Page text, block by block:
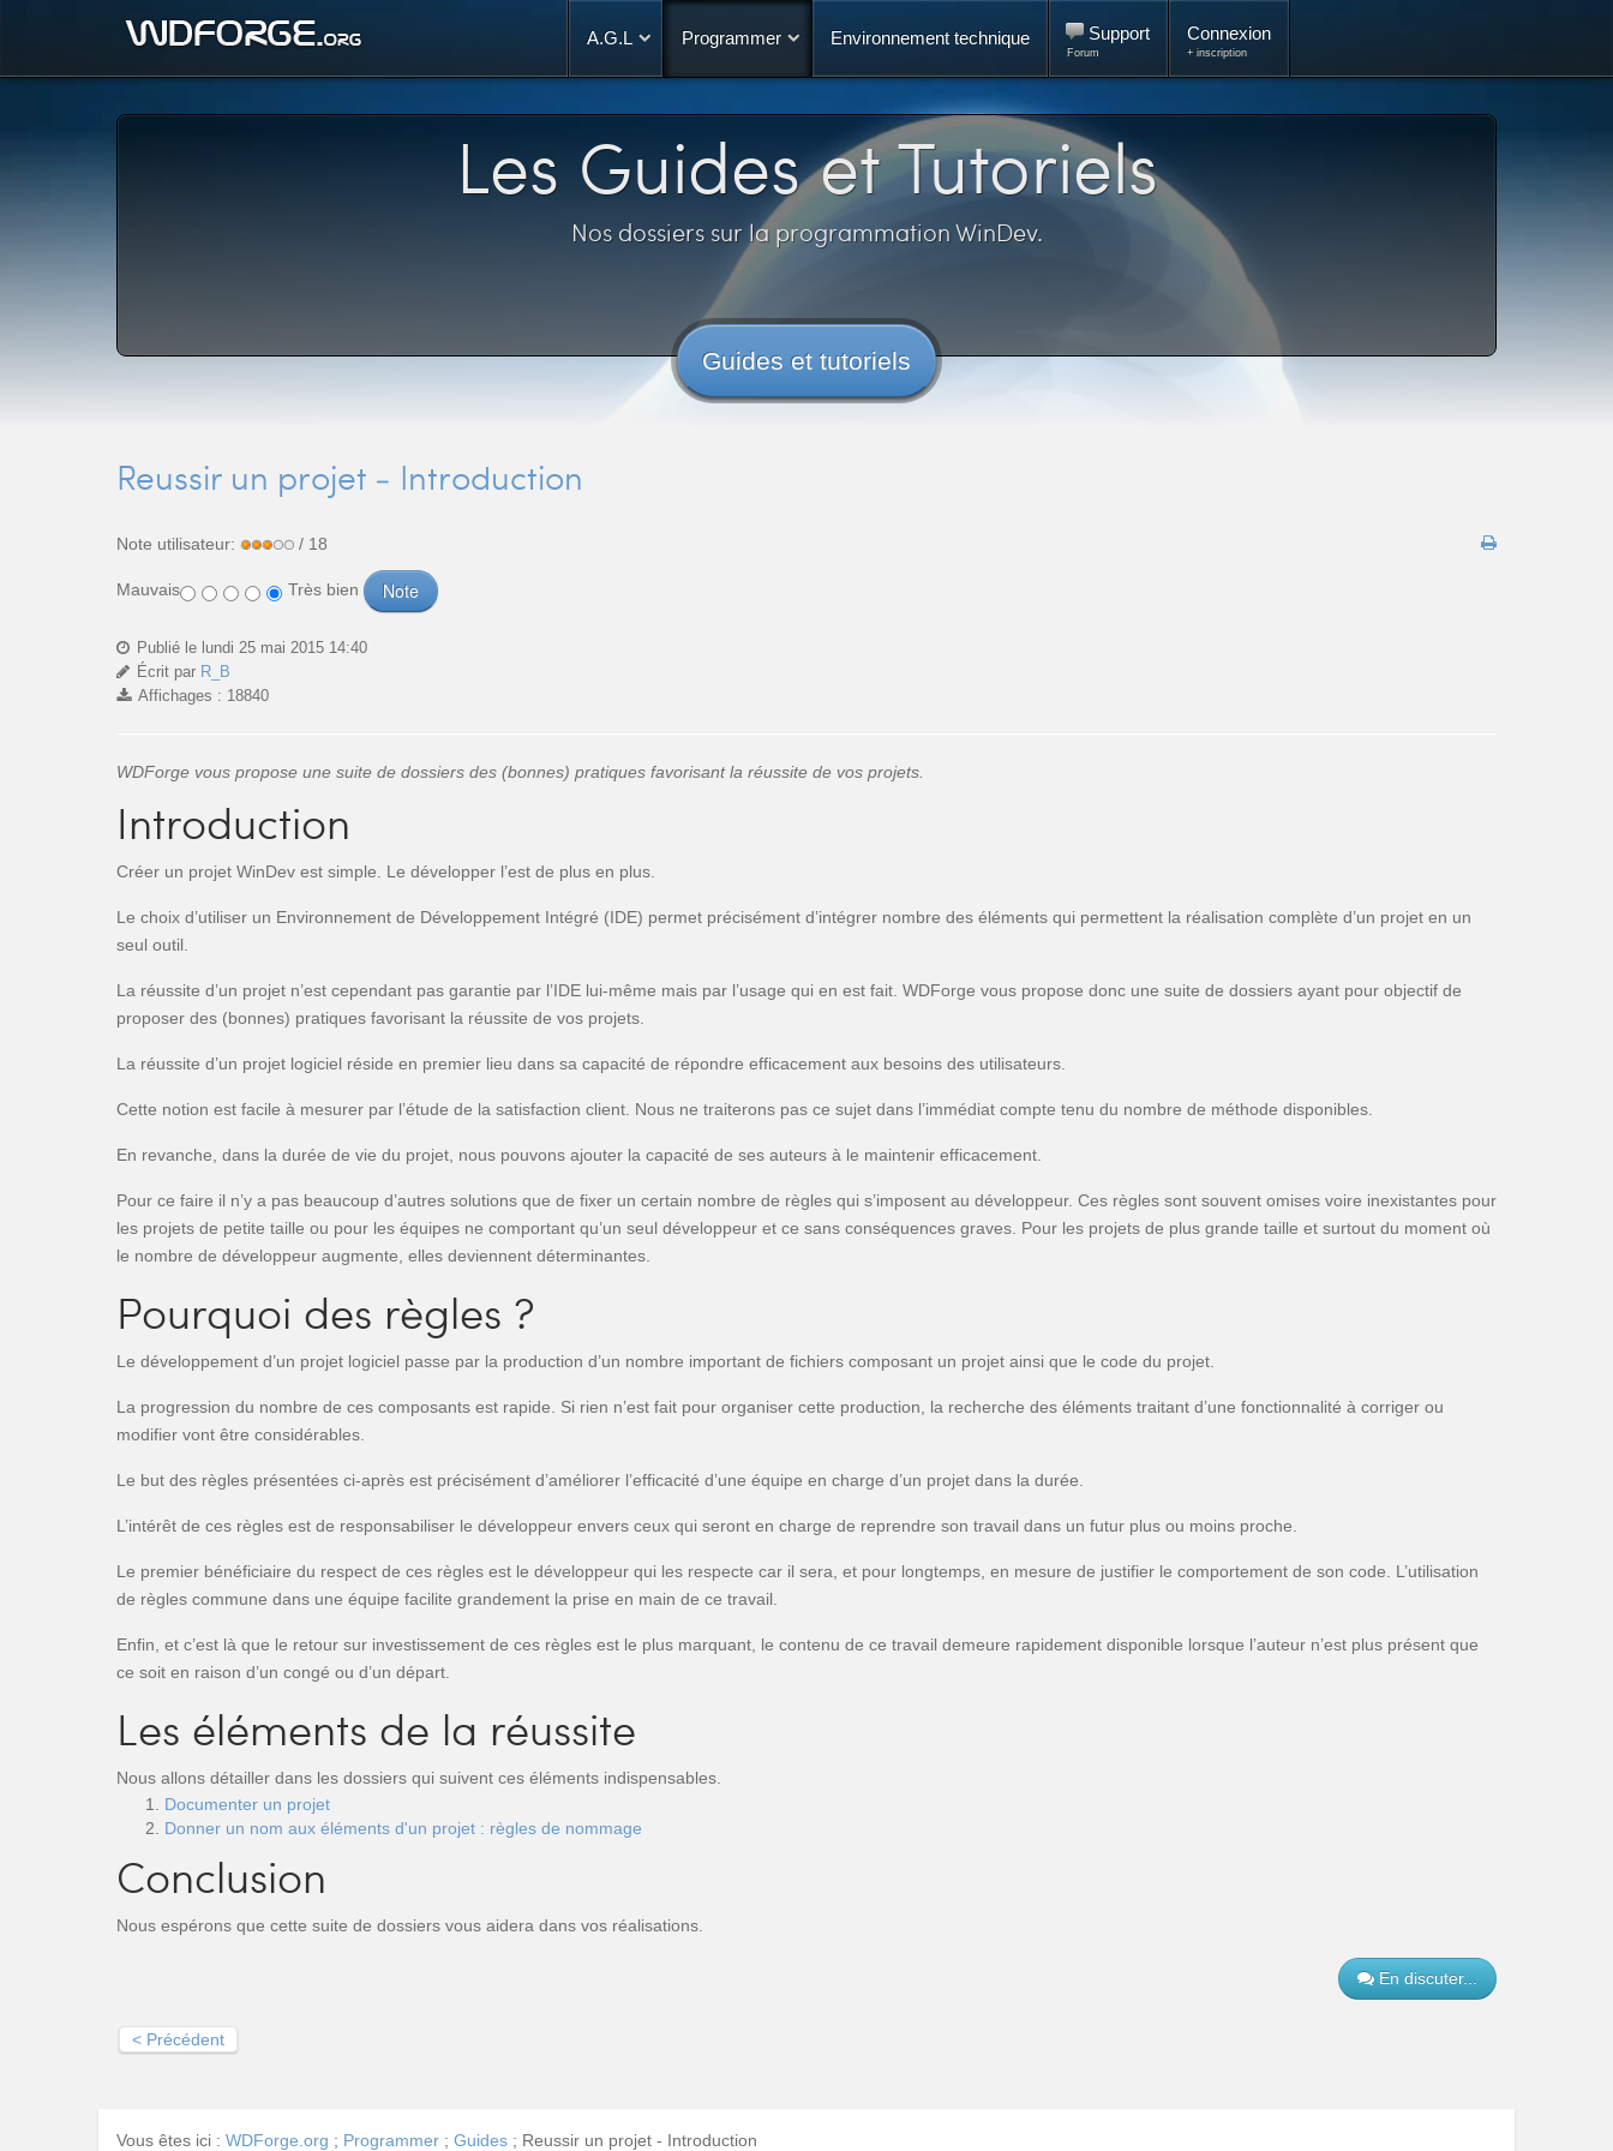
A.G.L Programmer Environnement technique Support
Forum
Connexion
+ inscription
Les Guides et Tutoriels
Nos dossiers sur la programmation WinDev.
Guides et tutoriels
Reussir un projet - Introduction
Note utilisateur: / 18
Mauvais Très bien
Publié le lundi 25 mai 2015 14:40
Écrit par R_B
Affichages : 18840
WDForge vous propose une suite de dossiers des (bonnes) pratiques favorisant la réussite de vos projets.
Introduction
Créer un projet WinDev est simple. Le développer l’est de plus en plus.
Le choix d’utiliser un Environnement de Développement Intégré (IDE) permet précisément d’intégrer nombre des éléments qui permettent la réalisation complète d’un projet en un
seul outil.
La réussite d’un projet n’est cependant pas garantie par l’IDE lui-même mais par l’usage qui en est fait. WDForge vous propose donc une suite de dossiers ayant pour objectif de
proposer des (bonnes) pratiques favorisant la réussite de vos projets.
La réussite d’un projet logiciel réside en premier lieu dans sa capacité de répondre efficacement aux besoins des utilisateurs.
Cette notion est facile à mesurer par l’étude de la satisfaction client. Nous ne traiterons pas ce sujet dans l’immédiat compte tenu du nombre de méthode disponibles.
En revanche, dans la durée de vie du projet, nous pouvons ajouter la capacité de ses auteurs à le maintenir efficacement.
Pour ce faire il n’y a pas beaucoup d’autres solutions que de fixer un certain nombre de règles qui s’imposent au développeur. Ces règles sont souvent omises voire inexistantes pour
les projets de petite taille ou pour les équipes ne comportant qu’un seul développeur et ce sans conséquences graves. Pour les projets de plus grande taille et surtout du moment où
le nombre de développeur augmente, elles deviennent déterminantes.
Pourquoi des règles ?
Le développement d’un projet logiciel passe par la production d’un nombre important de fichiers composant un projet ainsi que le code du projet.
La progression du nombre de ces composants est rapide. Si rien n’est fait pour organiser cette production, la recherche des éléments traitant d’une fonctionnalité à corriger ou
modifier vont être considérables.
Le but des règles présentées ci-après est précisément d’améliorer l’efficacité d’une équipe en charge d’un projet dans la durée.
L’intérêt de ces règles est de responsabiliser le développeur envers ceux qui seront en charge de reprendre son travail dans un futur plus ou moins proche.
Le premier bénéficiaire du respect de ces règles est le développeur qui les respecte car il sera, et pour longtemps, en mesure de justifier le comportement de son code. L’utilisation
de règles commune dans une équipe facilite grandement la prise en main de ce travail.
Enfin, et c’est là que le retour sur investissement de ces règles est le plus marquant, le contenu de ce travail demeure rapidement disponible lorsque l’auteur n’est plus présent que
ce soit en raison d’un congé ou d’un départ.
Les éléments de la réussite
Nous allons détailler dans les dossiers qui suivent ces éléments indispensables.
Documenter un projet
Donner un nom aux éléments d'un projet : règles de nommage
Conclusion
Nous espérons que cette suite de dossiers vous aidera dans vos réalisations.
En discuter...
< Précédent
Vous êtes ici : WDForge.org ; Programmer ; Guides ; Reussir un projet - Introduction